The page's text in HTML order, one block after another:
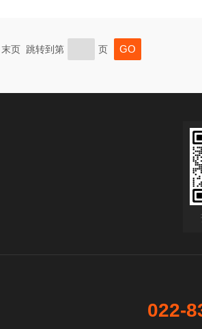
页 跳转到第 页
022-